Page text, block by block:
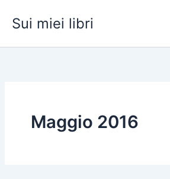
Sui miei libri
Maggio 2016